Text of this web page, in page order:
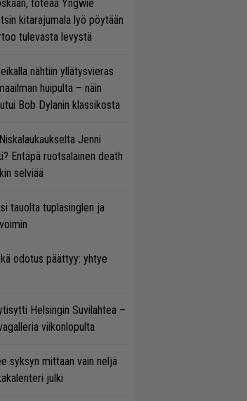
toteaa Yngwie
kitarajumala lyö pöytään
tulevasta levystä
nähtiin yllätysvieras
huipulta – näin
Bob Dylanin klassikosta
Jenni
Entäpä ruotsalainen death
selviää
tauolta tuplasinglen ja
odotus päättyy: yhtye
Helsingin Suvilahtea –
viikonlopulta
syksyn mittaan vain neljä
julki